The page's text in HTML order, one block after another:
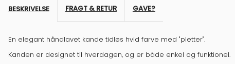
Vanille Vanille
BESKRIVELSE FRAGT & RETUR GAVE?
En elegant håndlavet kande tidløs hvid farve med "pletter".
Kanden er designet til hverdagen, og er både enkel og funktionel.